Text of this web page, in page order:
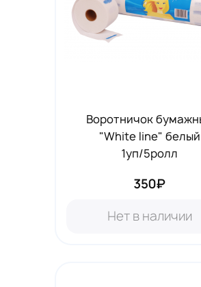
Воротничок
"White line" белый
1уп/5ролл
350₽
Нет в наличии